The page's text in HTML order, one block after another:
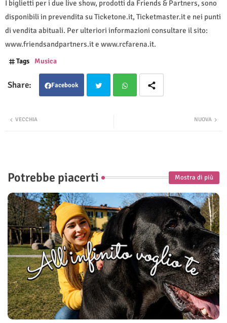
I biglietti per i due live show, prodotti da Friends & Partners, sono
disponibili in prevendita su Ticketone.it, Ticketmaster.it e nei punti
di vendita abituali. Per ulteriori informazioni consultare il sito:
www.friendsandpartners.it e www.rcfarena.it.
Tags Musica
Facebook
NUOVA
VECCHIA
Potrebbe piacerti Mostra di più